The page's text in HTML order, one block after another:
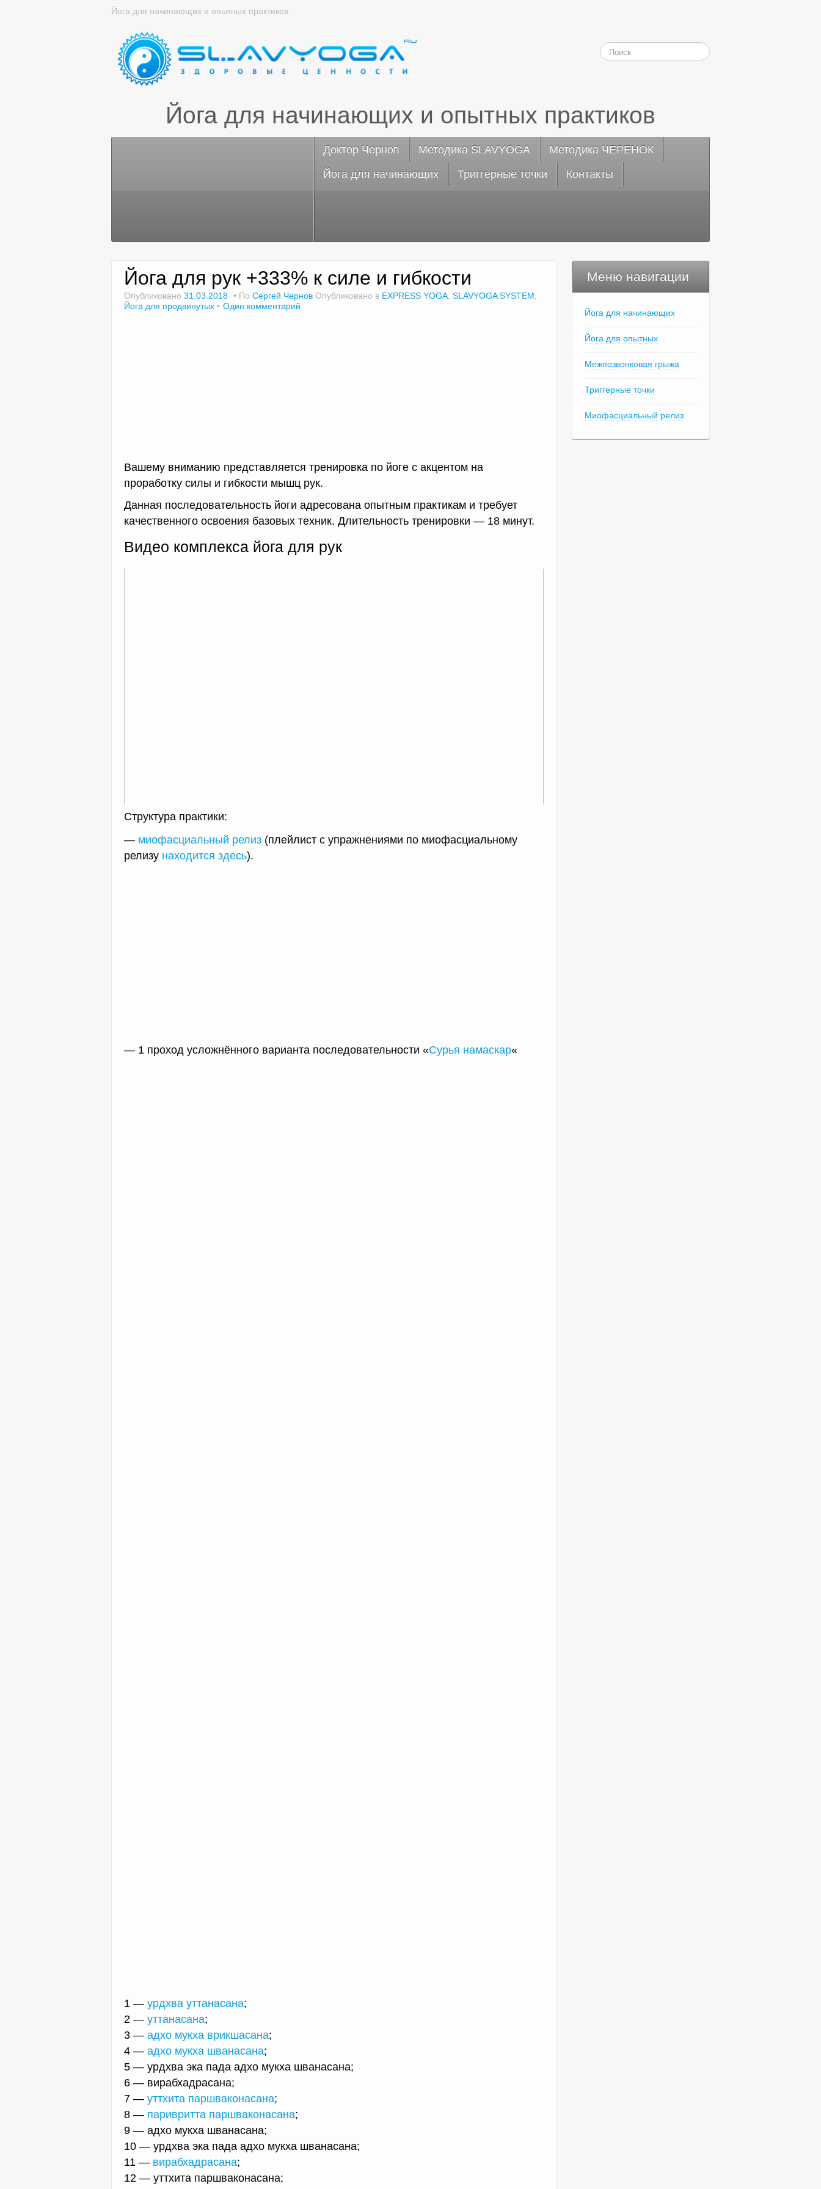
Йога для начинающих и опытных практиков
Йога для начинающих и опытных практиков
Доктор Чернов Методика SLAVYOGA
Методика ЧЕРЕНОК
Йога для начинающих
Триггерные точки Контакты
Йога для рук +333% к силе и гибкости
Опубликовано 31.03.2018 По Сергей Чернов Опубликовано в EXPRESS YOGA SLAVYOGA SYSTEM
Йога для продвинутых
Один комментарий
Вашему вниманию представляется тренировка по йоге с акцентом на
проработку силы и гибкости мышц рук.
Данная последовательность йоги адресована опытным практикам и требует
качественного освоения базовых техник. Длительность тренировки — 18 минут.
Видео комплекса йога для рук
Структура практики:
— миофасциальный релиз (плейлист с упражнениями по миофасциальному
релизу находится здесь).
— 1 проход усложнённого варианта последовательности «Сурья намаскар«
1 — урдхва уттанасана;
2 — уттанасана;
3 — адхо мукха врикшасана;
4 — адхо мукха шванасана;
5 — урдхва эка пада адхо мукха шванасана;
6 — вирабхадрасана;
7 — уттхита паршваконасана;
8 — паривритта паршваконасана;
9 — адхо мукха шванасана;
10 — урдхва эка пада адхо мукха шванасана;
11 — вирабхадрасана;
12 — уттхита паршваконасана;
Меню навигации
Йога для начинающих
Йога для опытных
Межпозвонковая грыжа
Триггерные точки
Миофасциальный релиз